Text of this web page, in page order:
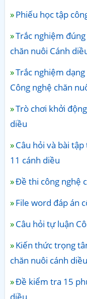
Phiếu học tập
Trắc nghiệm
chăn nuôi Cánh
Trắc nghiệm
Công nghệ chăn
Trò chơi khởi
diều
Câu hỏi và bài
11 cánh diều
Đề thi công nghệ
File word đáp án
Câu hỏi tự luận
Kiến thức trọng
chăn nuôi cánh diều
Đề kiểm tra 15